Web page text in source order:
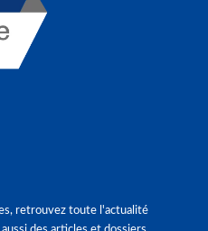
retrouvez toute l'actualité